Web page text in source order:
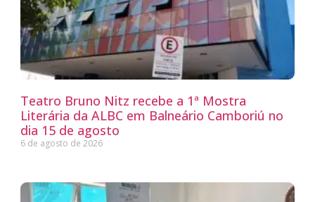
Teatro Bruno Nitz recebe a 1ª Mostra
Literária da ALBC em Balneário Camboriú no
dia 15 de agosto
6 de agosto de 2026